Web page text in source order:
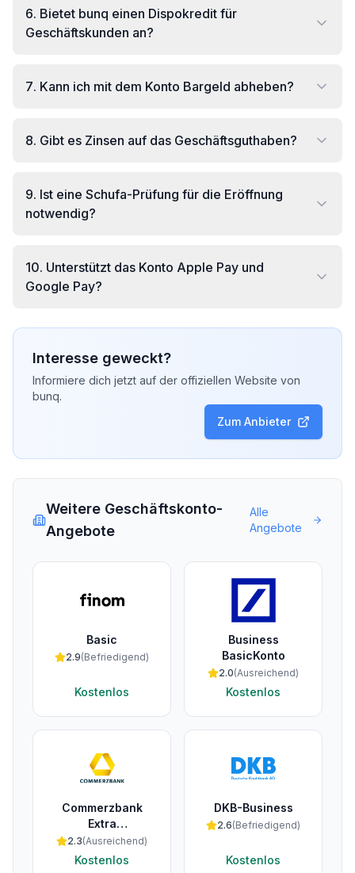
6. Bietet bunq einen Dispokredit für
Geschäftskunden an?
7. Kann ich mit dem Konto Bargeld abheben?
8. Gibt es Zinsen auf das Geschäftsguthaben?
9. Ist eine Schufa-Prüfung für die Eröffnung
notwendig?
10. Unterstützt das Konto Apple Pay und
Google Pay?
Interesse geweckt?
Informiere dich jetzt auf der offiziellen Website von
bunq.
Zum Anbieter
Weitere Geschäftskonto-
Angebote
Alle
Angebote
Basic
2.9(Befriedigend)
Kostenlos
Business
BasicKonto
2.0(Ausreichend)
Kostenlos
Commerzbank
Extra
Geschäftskonto
2.3(Ausreichend)
Kostenlos
DKB-Business
2.6(Befriedigend)
Kostenlos